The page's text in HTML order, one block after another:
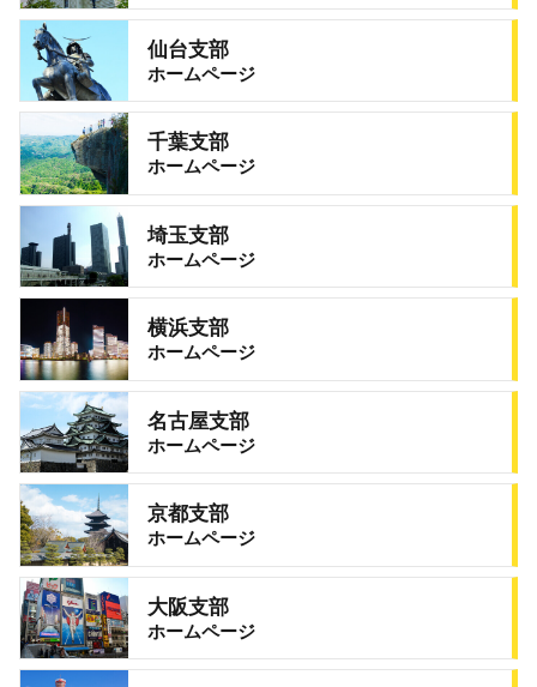
仙台支部
ホームページ
千葉支部
ホームページ
埼玉支部
ホームページ
横浜支部
ホームページ
名古屋支部
ホームページ
京都支部
ホームページ
大阪支部
ホームページ